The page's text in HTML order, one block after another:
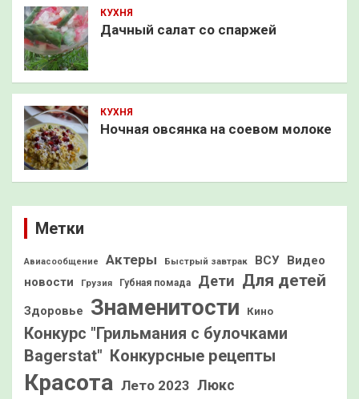
КУХНЯ
Дачный салат со спаржей
КУХНЯ
Ночная овсянка на соевом молоке
Метки
Авиасообщение Актеры Быстрый завтрак ВСУ Видео
новости
Грузия Губная помада Дети Для детей
Здоровье Знаменитости Кино
Конкурс "Грильмания с булочками
Bagerstat" Конкурсные рецепты
Красота Лето 2023 Люкс